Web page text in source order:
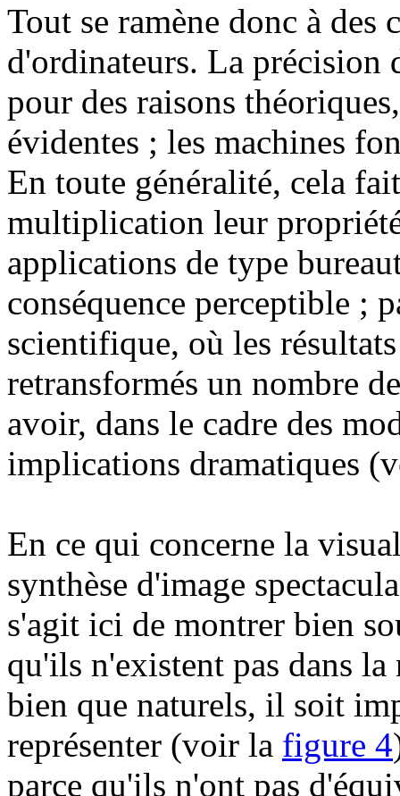
Tout se ramène donc à des
d'ordinateurs. La précision
pour des raisons
évidentes ; les machines
En toute généralité, cela
multiplication leur
applications de type
conséquence perceptible ;
scientifique, où les
retransformés un nombre
avoir, dans le cadre des
implications dramatiques
En ce qui concerne la
synthèse d'image
s'agit ici de montrer bien
qu'ils n'existent pas dans
bien que naturels, il soit
représenter (voir la figure 4
parce qu'ils n'ont pas